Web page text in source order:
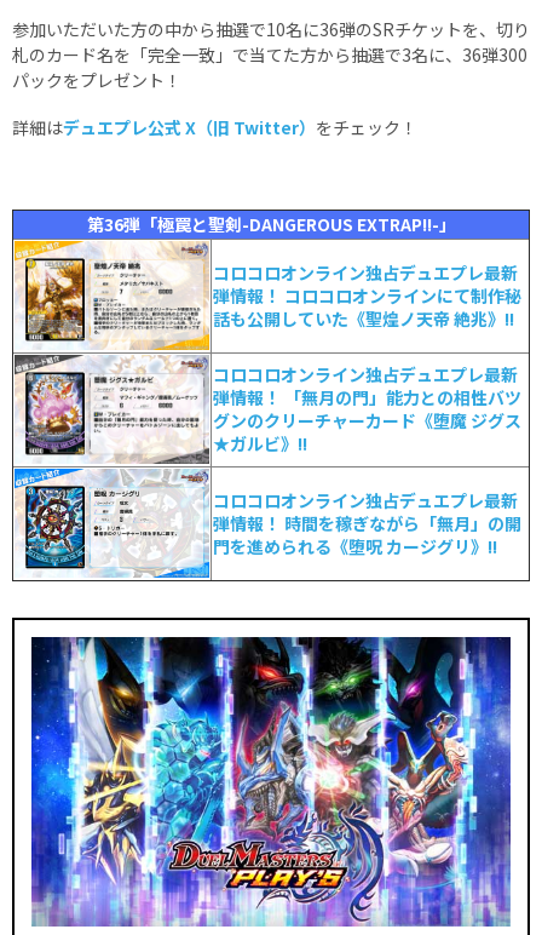
参加いただいた方の中から抽選で10名に36弾のSRチケットを、切り
札のカード名を「完全一致」で当てた方から抽選で3名に、36弾300
パックをプレゼント！
詳細はデュエプレ公式 X（旧 Twitter） をチェック！
第36弾「極罠と聖剣-DANGEROUS EXTRAP!!-」
コロコロオンライン独占デュエプレ最新
弾情報！ コロコロオンラインにて制作秘
話も公開していた《聖煌ノ天帝 絶兆》!!
コロコロオンライン独占デュエプレ最新
弾情報！ 「無月の門」能力との相性バツ
グンのクリーチャーカード《堕魔 ジグス
★ガルビ》!!
コロコロオンライン独占デュエプレ最新
弾情報！ 時間を稼ぎながら「無月」の開
門を進められる《堕呪 カージグリ》!!